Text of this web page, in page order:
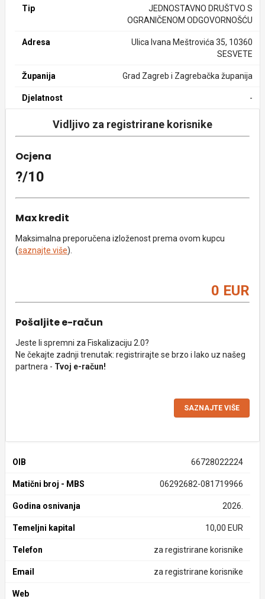
Tip
JEDNOSTAVNO DRUŠTVO S
OGRANIČENOM ODGOVORNOŠĆU
Adresa
Ulica Ivana Meštrovića 35, 10360
SESVETE
Županija Grad Zagreb i Zagrebačka županija
Djelatnost -
Vidljivo za registrirane korisnike
Ocjena
?/10
Max kredit
Maksimalna preporučena izloženost prema ovom kupcu
(saznajte više).
0 EUR
Pošaljite e-račun
Jeste li spremni za Fiskalizaciju 2.0?
Ne čekajte zadnji trenutak: registrirajte se brzo i lako uz našeg
partnera - Tvoj e-račun!
SAZNAJTE VIŠE
OIB 66728022224
Matični broj - MBS 06292682-081719966
Godina osnivanja 2026.
Temeljni kapital 10,00 EUR
Telefon za registrirane korisnike
Email za registrirane korisnike
Web